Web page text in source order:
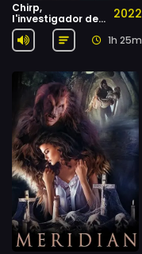
Chirp,
l'investigador de
Honey Hills
2022
1h 25m